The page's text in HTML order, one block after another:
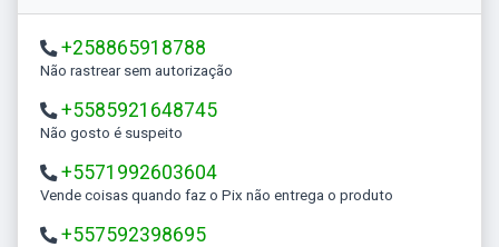
+258865918788
Não rastrear sem autorização
+5585921648745
Não gosto é suspeito
+5571992603604
Vende coisas quando faz o Pix não entrega o produto
+557592398695